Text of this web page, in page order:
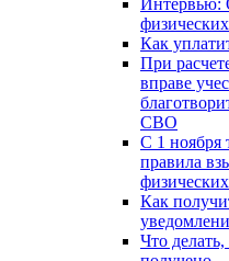
Как
При
вправе
СВО
С 1 ноября
правила
Как
Что